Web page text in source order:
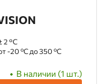
2 °C
-20 ºC до 350 ºC
В наличии (1 шт.)